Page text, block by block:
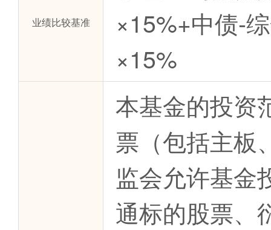
业绩比较基准
×15%+中债-
×15%
本基金的投资
票（包括主板
监会允许基金
通标的股票、